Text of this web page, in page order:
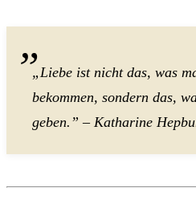
„Liebe ist nicht das, was
bekommen, sondern das,
geben.” – Katharine